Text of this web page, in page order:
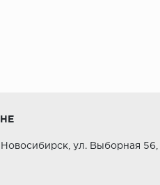
ул. Выборная 56,